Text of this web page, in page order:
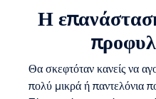
Η
Θα σκεφτόταν κανείς να
πολύ μικρά ή παντελόνια